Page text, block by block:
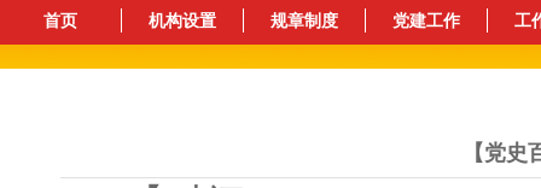
首页 机构设置 规章制度 党建工作 工
【党